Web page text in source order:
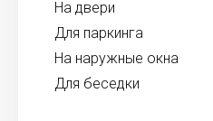
На двери
Для паркинга
На наружные окна
Для беседки